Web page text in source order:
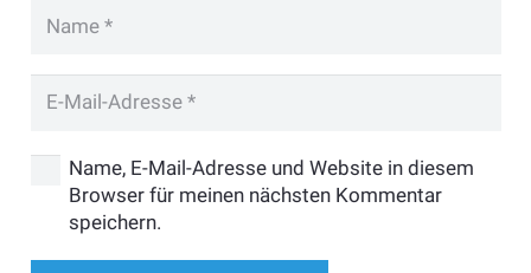
Name, E-Mail-Adresse und Website in diesem
Browser für meinen nächsten Kommentar
speichern.